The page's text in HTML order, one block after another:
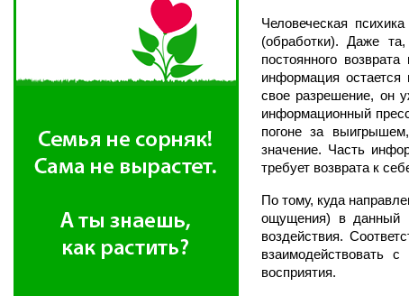
Человеческая
(обработки). Даже
постоянного
информация остается
свое разрешение, он
информационный
погоне за
значение. Часть
требует возврата к
По тому, куда
ощущения) в данный
воздействия.
взаимодействовать
восприятия.